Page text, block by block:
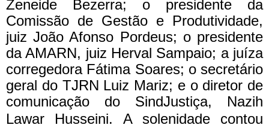
Zeneide Bezerra; o presidente da
Comissão de Gestão e Produtividade,
juiz João Afonso Pordeus; o presidente
da AMARN, juiz Herval Sampaio; a juíza
corregedora Fátima Soares; o secretário
geral do TJRN Luiz Mariz; e o diretor de
comunicação do SindJustiça, Nazih
Lawar Husseini. A solenidade contou